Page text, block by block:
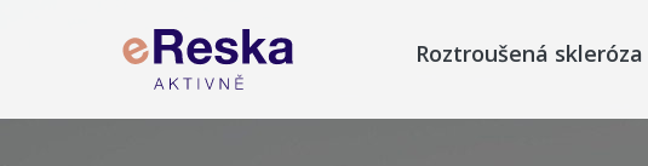
Roztroušená skleróza